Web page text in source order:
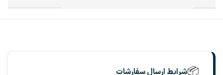
شرایط ارسال سفارشات